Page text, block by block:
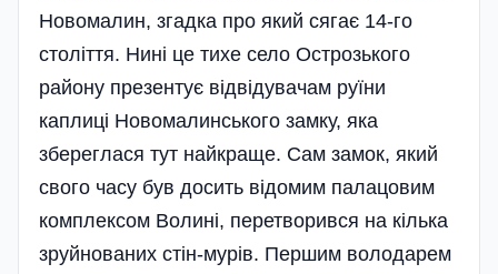
Новомалин, згадка про який сягає 14-го
століття. Нині це тихе село Острозького
району презентує відвідувачам руїни
каплиці Новомалинського замку, яка
збереглася тут найкраще. Сам замок, який
свого часу був досить відомим палацовим
комплексом Волині, перетворився на кілька
зруйнованих стін-мурів. Першим володарем